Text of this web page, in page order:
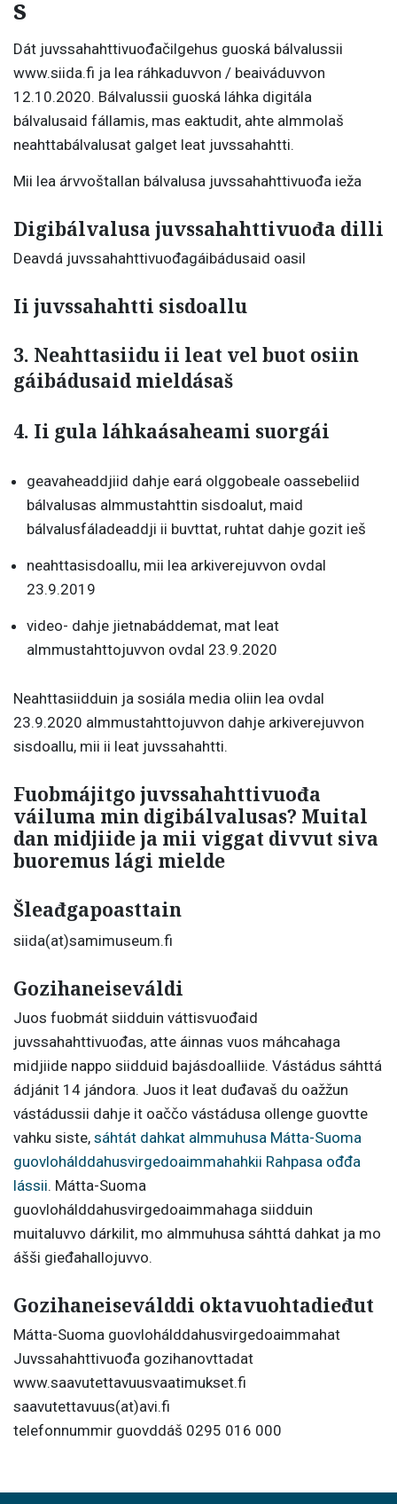
s
Dát juvssahahttivuođačilgehus guoská bálvalussii
www.siida.fi ja lea ráhkaduvvon / beaiváduvvon
12.10.2020. Bálvalussii guoská láhka digitála
bálvalusaid fállamis, mas eaktudit, ahte almmolaš
neahttabálvalusat galget leat juvssahahtti.
Mii lea árvvoštallan bálvalusa juvssahahttivuođa ieža
Digibálvalusa juvssahahttivuođa dilli
Deavdá juvssahahttivuođagáibádusaid oasil
Ii juvssahahtti sisdoallu
3. Neahttasiidu ii leat vel buot osiin
gáibádusaid mieldásaš
4. Ii gula láhkaásaheami suorgái
geavaheaddjiid dahje eará olggobeale oassebeliid
bálvalusas almmustahttin sisdoalut, maid
bálvalusfáladeaddji ii buvttat, ruhtat dahje gozit ieš
neahttasisdoallu, mii lea arkiverejuvvon ovdal
23.9.2019
video- dahje jietnabáddemat, mat leat
almmustahttojuvvon ovdal 23.9.2020
Neahttasiidduin ja sosiála media oliin lea ovdal
23.9.2020 almmustahttojuvvon dahje arkiverejuvvon
sisdoallu, mii ii leat juvssahahtti.
Fuobmájitgo juvssahahttivuođa
váiluma min digibálvalusas? Muital
dan midjiide ja mii viggat divvut siva
buoremus lági mielde
Šleađgapoasttain
siida(at)samimuseum.fi
Gozihaneiseváldi
Juos fuobmát siidduin váttisvuođaid
juvssahahttivuođas, atte áinnas vuos máhcahaga
midjiide nappo siidduid bajásdoalliide. Vástádus sáhttá
ádjánit 14 jándora. Juos it leat duđavaš du oažžun
vástádussii dahje it oaččo vástádusa ollenge guovtte
vahku siste, sáhtát dahkat almmuhusa Mátta-Suoma
guovlohálddahusvirgedoaimmahahkii Rahpasa ođđa
lássii. Mátta-Suoma
guovlohálddahusvirgedoaimmahaga siidduin
muitaluvvo dárkilit, mo almmuhusa sáhttá dahkat ja mo
ášši gieđahallojuvvo.
Gozihaneiseválddi oktavuohtadieđut
Mátta-Suoma guovlohálddahusvirgedoaimmahat
Juvssahahttivuođa gozihanovttadat
www.saavutettavuusvaatimukset.fi
saavutettavuus(at)avi.fi
telefonnummir guovddáš 0295 016 000